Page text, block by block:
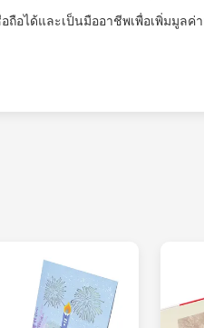
ถือได้และเป็นมืออาชีพเพื่อเพิ่มมู